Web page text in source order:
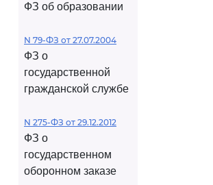
ФЗ об образовании
N 79-ФЗ от 27.07.2004
ФЗ о
государственной
гражданской службе
N 275-ФЗ от 29.12.2012
ФЗ о
государственном
оборонном заказе